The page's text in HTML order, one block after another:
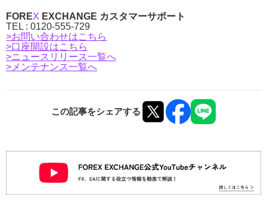
FOREX EXCHANGE カスタマーサポート
TEL : 0120-555-729
>お問い合わせはこちら
>口座開設はこちら
>ニュースリリース一覧へ
>メンテナンス一覧へ
この記事をシェアする